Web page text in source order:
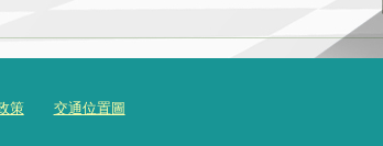
策 交通位置圖